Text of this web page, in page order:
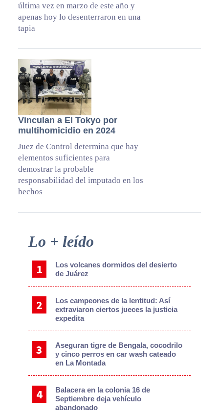
última vez en marzo de este año y
apenas hoy lo desenterraron en una
tapia
Vinculan a El Tokyo por
multihomicidio en 2024
Juez de Control determina que hay
elementos suficientes para
demostrar la probable
responsabilidad del imputado en los
hechos
Primary
Lo + leído
Los volcanes dormidos del desierto
de Juárez
Los campeones de la lentitud: Así
extraviaron ciertos jueces la justicia
expedita
Aseguran tigre de Bengala, cocodrilo
y cinco perros en car wash cateado
en La Montada
Balacera en la colonia 16 de
Septiembre deja vehículo
abandonado